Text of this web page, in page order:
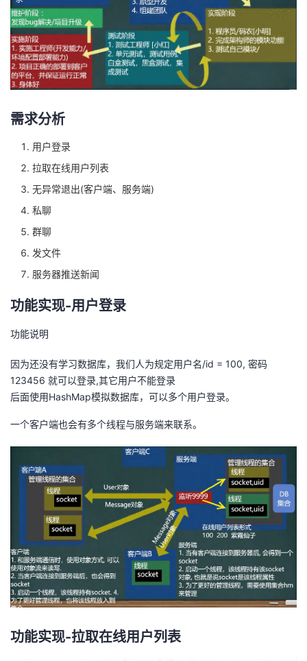
动
关
注
的
开
学
我
的
课
程
我
的
认
证
我
的
实
验
我
的
收
藏
我
的
我
持
的
术
支
持
我
云
声
建
议
需求分析
用户登录
拉取在线用户列表
无异常退出(客户端、服务端)
私聊
群聊
发文件
服务器推送新闻
功能实现-用户登录
功能说明
因为还没有学习数据库，我们人为规定用户名/id = 100, 密码
123456 就可以登录,其它用户不能登录
后面使用HashMap模拟数据库，可以多个用户登录。
一个客户端也会有多个线程与服务端来联系。
功能实现-拉取在线用户列表